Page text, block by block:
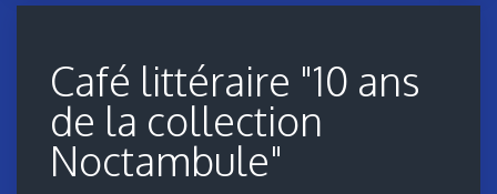
Café littéraire "10 ans
de la collection
Noctambule"